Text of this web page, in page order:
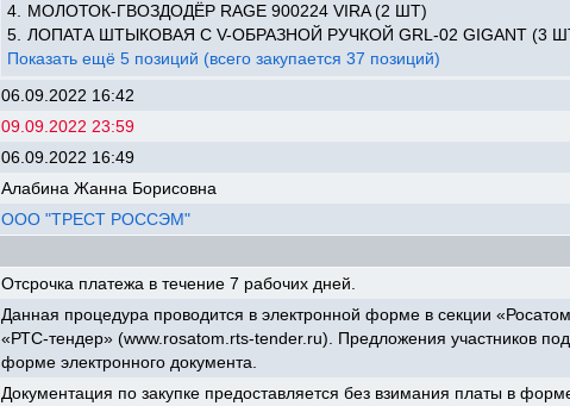
4.
МОЛОТОК-ГВОЗДОДЁР RAGE 900224 VIRA (2 ШТ)
5. ЛОПАТА ШТЫКОВАЯ С V-ОБРАЗНОЙ РУЧКОЙ GRL-02 GIGANT (3
Показать ещё 5 позиций (всего закупается 37 позиций)
06.09.2022 16:42
09.09.2022 23:59
06.09.2022 16:49
Алабина Жанна Борисовна
ООО "ТРЕСТ РОССЭМ"
Отсрочка платежа в течение 7 рабочих дней.
Данная процедура проводится в электронной форме в секции
«РТС-тендер» (www.rosatom.rts-tender.ru). Предложения участников
форме электронного документа.
Документация по закупке предоставляется без взимания платы в